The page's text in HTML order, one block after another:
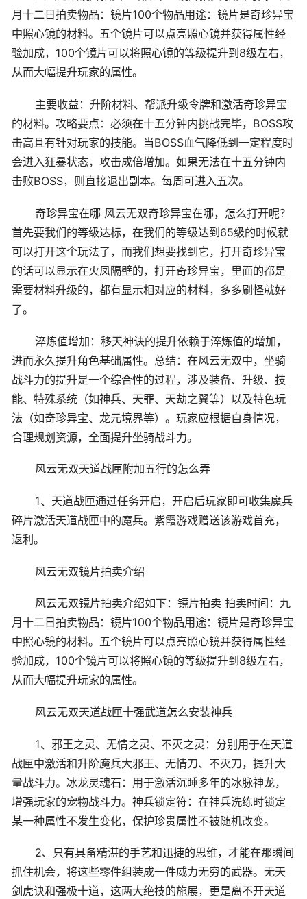
月十二日拍卖物品：镜片100个物品用途：镜片是奇珍异宝
中照心镜的材料。五个镜片可以点亮照心镜并获得属性经
验加成，100个镜片可以将照心镜的等级提升到8级左右，
从而大幅提升玩家的属性。
主要收益：升阶材料、帮派升级令牌和激活奇珍异宝
的材料。攻略要点：必须在十五分钟内挑战完毕，BOSS攻
击高且有针对玩家的技能。当BOSS血气降低到一定程度时
会进入狂暴状态，攻击成倍增加。如果无法在十五分钟内
击败BOSS，则直接退出副本。每周可进入五次。
奇珍异宝在哪 风云无双奇珍异宝在哪，怎么打开呢？
首先要我们的等级达标，在我们的等级达到65级的时候就
可以打开这个玩法了，而我们想要找到它，打开奇珍异宝
的话可以显示在火凤隔壁的，打开奇珍异宝，里面的都是
需要材料升级的，都有显示相对应的材料，多多刷怪就好
了。
淬炼值增加：移天神诀的提升依赖于淬炼值的增加，
进而永久提升角色基础属性。总结：在风云无双中，坐骑
战斗力的提升是一个综合性的过程，涉及装备、升级、技
能、特殊系统（如神兵、天罪、天劫之翼等）以及特色玩
法（如奇珍异宝、龙元境界等）。玩家应根据自身情况，
合理规划资源，全面提升坐骑战斗力。
风云无双天道战匣附加五行的怎么弄
1、天道战匣通过任务开启，开启后玩家即可收集魔兵
碎片激活天道战匣中的魔兵。紫霞游戏赠送该游戏首充，
返利。
风云无双镜片拍卖介绍
风云无双镜片拍卖介绍如下：镜片拍卖 拍卖时间：九
月十二日拍卖物品：镜片100个物品用途：镜片是奇珍异宝
中照心镜的材料。五个镜片可以点亮照心镜并获得属性经
验加成，100个镜片可以将照心镜的等级提升到8级左右，
从而大幅提升玩家的属性。
风云无双天道战匣十强武道怎么安装神兵
1、邪王之灵、无情之灵、不灭之灵：分别用于在天道
战匣中激活和升阶魔兵大邪王、无情刀、不灭刀，提升大
量战斗力。冰龙灵魂石：用于激活沉睡多年的冰脉神龙，
增强玩家的宠物战斗力。神兵锁定符：在神兵洗练时锁定
某一种属性不发生变化，保护珍贵属性不被随机改变。
2、只有具备精湛的手艺和迅捷的思维，才能在那瞬间
抓住机会，将这些零件组装成一件威力无穷的武器。无天
剑虎诀和强极十道，这两大绝技的施展，更是离不开天道